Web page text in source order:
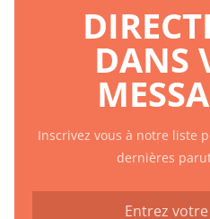
DANS
Inscrivez vous à notre liste
dernières